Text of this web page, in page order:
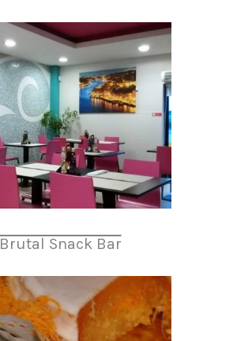
Brutal Snack Bar